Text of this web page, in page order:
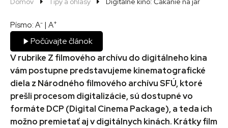
Písmo: A- | A+
Počúvajte článok
V rubrike Z filmového archívu do digitálneho kina
vám postupne predstavujeme kinematografické
diela z Národného filmového archívu SFÚ, ktoré
prešli procesom digitalizácie, sú dostupné vo
formáte DCP (Digital Cinema Package), a teda ich
možno premietať aj v digitálnych kinách. Krátky film